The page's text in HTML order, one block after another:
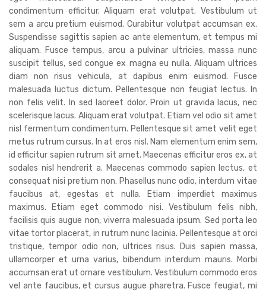
condimentum efficitur. Aliquam erat volutpat. Vestibulum ut
sem a arcu pretium euismod. Curabitur volutpat accumsan ex.
Suspendisse sagittis sapien ac ante elementum, et tempus mi
aliquam. Fusce tempus, arcu a pulvinar ultricies, massa nunc
suscipit tellus, sed congue ex magna eu nulla. Aliquam ultrices
diam non risus vehicula, at dapibus enim euismod. Fusce
malesuada luctus dictum. Pellentesque non feugiat lectus. In
non felis velit. In sed laoreet dolor. Proin ut gravida lacus, nec
scelerisque lacus. Aliquam erat volutpat. Etiam vel odio sit amet
nisl fermentum condimentum. Pellentesque sit amet velit eget
metus rutrum cursus. In at eros nisl. Nam elementum enim sem,
id efficitur sapien rutrum sit amet. Maecenas efficitur eros ex, at
sodales nisl hendrerit a. Maecenas commodo sapien lectus, et
consequat nisi pretium non. Phasellus nunc odio, interdum vitae
faucibus at, egestas et nulla. Etiam imperdiet maximus
maximus. Etiam eget commodo nisi. Vestibulum felis nibh,
facilisis quis augue non, viverra malesuada ipsum. Sed porta leo
vitae tortor placerat, in rutrum nunc lacinia. Pellentesque at orci
tristique, tempor odio non, ultrices risus. Duis sapien massa,
ullamcorper et urna varius, bibendum interdum mauris. Morbi
accumsan erat ut ornare vestibulum. Vestibulum commodo eros
vel ante faucibus, et cursus augue pharetra. Fusce feugiat, mi